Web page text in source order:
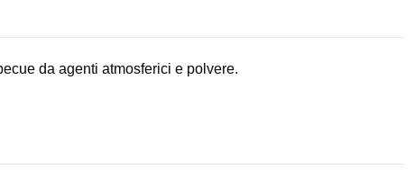
da agenti atmosferici e polvere.